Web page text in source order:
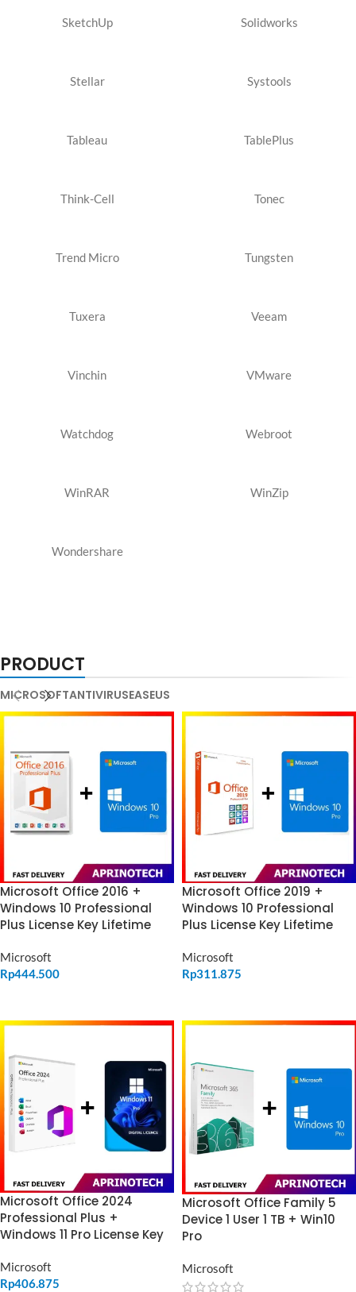
SketchUp Solidworks
Stellar Systools
Tableau TablePlus
Think-Cell Tonec
Trend Micro Tungsten
Tuxera Veeam
Vinchin VMware
Watchdog Webroot
WinRAR WinZip
Wondershare
PRODUCT
MICROSOFTANTIVIRUSEASEUS
Microsoft Office 2016 +
Windows 10 Professional
Plus License Key Lifetime
Microsoft
Rp444.500
Microsoft Office 2019 +
Windows 10 Professional
Plus License Key Lifetime
Microsoft
Rp311.875
Microsoft Office 2024
Professional Plus +
Windows 11 Pro License Key
Microsoft
Rp406.875
Microsoft Office Family 5
Device 1 User 1 TB + Win10
Pro
Microsoft